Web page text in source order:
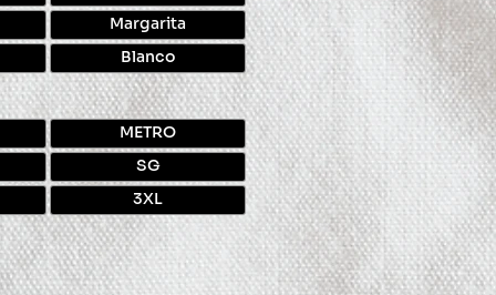
Margarita
Blanco
METRO
SG
3XL